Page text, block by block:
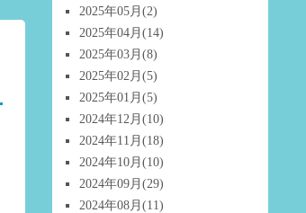
2025年05月 (2)
2025年04月 (14)
2025年03月 (8)
2025年02月 (5)
2025年01月 (5)
2024年12月 (10)
2024年11月 (18)
2024年10月 (10)
2024年09月 (29)
2024年08月 (11)